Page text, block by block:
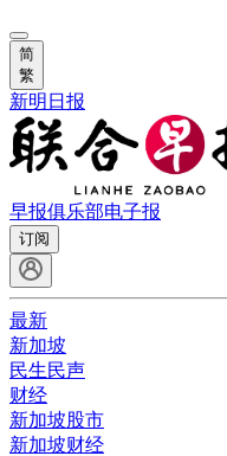
简
繁
新明日报
早报俱乐部电子报
订阅
最新
新加坡
民生民声
财经
新加坡股市
新加坡财经